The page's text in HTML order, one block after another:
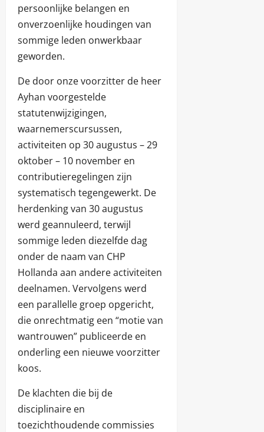
persoonlijke belangen en
onverzoenlijke houdingen van
sommige leden onwerkbaar
geworden.
De door onze voorzitter de heer
Ayhan voorgestelde
statutenwijzigingen,
waarnemerscursussen,
activiteiten op 30 augustus – 29
oktober – 10 november en
contributieregelingen zijn
systematisch tegengewerkt. De
herdenking van 30 augustus
werd geannuleerd, terwijl
sommige leden diezelfde dag
onder de naam van CHP
Hollanda aan andere activiteiten
deelnamen. Vervolgens werd
een parallelle groep opgericht,
die onrechtmatig een “motie van
wantrouwen” publiceerde en
onderling een nieuwe voorzitter
koos.
De klachten die bij de
disciplinaire en
toezichthoudende commissies